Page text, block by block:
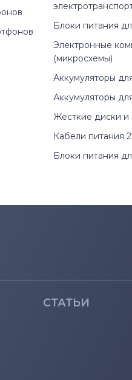
Блоки питания
Электронные
(микросхемы)
Аккумуляторы
Аккумуляторы
Жесткие диски и
Кабели питания
Блоки питания
СТАТЬИ